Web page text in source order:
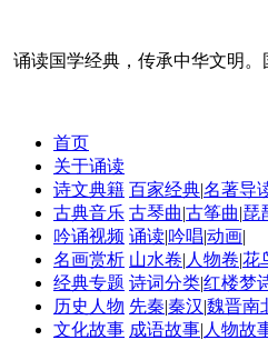
诵读国学经典，传承中华文明
首页
关于诵读
诗文典籍 百家经典|名著导
古典音乐 古琴曲|古筝曲|琵
吟诵视频 诵读|吟唱|动画|
名画赏析 山水卷| 人物卷|花
经典专题 诗词分类|红楼梦
历史人物 先秦|秦汉|魏晋南
文化故事 成语故事| 人物故